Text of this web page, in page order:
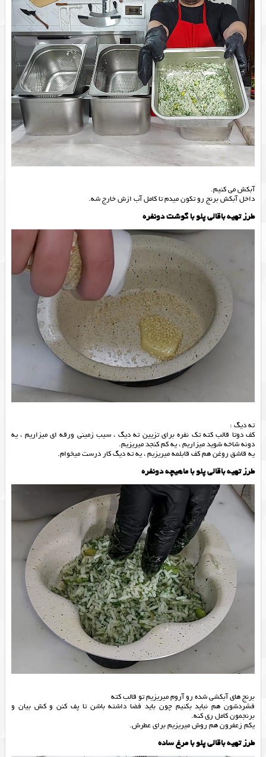
آبکش می کنیم.
داخل آبکش برنج رو تکون میدم تا کامل آب ازش خارج شه.
طرز تهیه باقالی پلو با گوشت دونفره
ته دیگ :
کف دوتا قالب کته تک نفره برای تزیین ته دیگ ، سیب زمینی ورقه ای میزاریم ، یه
دونه شاخه شوید میزاریم ، یه کم کنجد میریزیم.
یه قاشق روغن هم کف قابلمه میریزیم ، یه ته دیگ کار درست میخوام.
طرز تهیه باقالی پلو با ماهیچه دونفره
برنج های آبکشی شده رو آروم میریزیم تو قالب کته
فشردشون هم نباید بکنیم چون باید فضا داشته باشن تا پف کنن و کش بیان و
برنجمون کامل ری کنه.
یکم زعفرون هم روش میریزیم برای عطرش.
طرز تهیه باقالی پلو با مرغ ساده